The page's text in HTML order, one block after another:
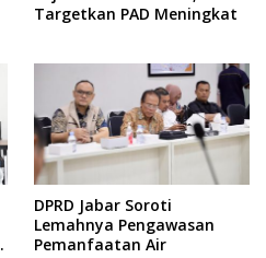
Targetkan PAD Meningkat
DPRD Jabar Soroti
Lemahnya Pengawasan
Pemanfaatan Air